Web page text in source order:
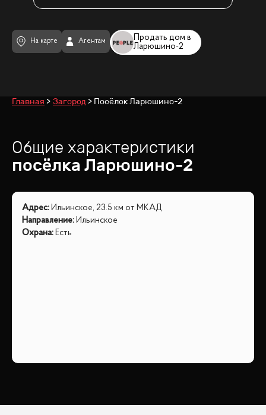
Продать дом в
Ларюшино-2
На карте Агентам
Главная Загород Посёлок Ларюшино-2
Общие характеристики
посёлка Ларюшино-2
Адрес: Ильинское, 23.5 км от МКАД
Направление: Ильинское
Охрана: Есть